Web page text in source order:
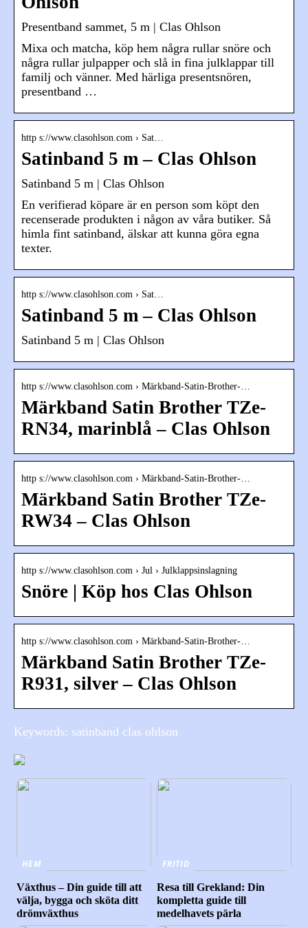
Presentband sammet, 5 m | Clas Ohlson
Mixa och matcha, köp hem några rullar snöre och
några rullar julpapper och slå in fina julklappar till
familj och vänner. Med härliga presentsnören,
presentband …
http s://www.clasohlson.com › Sat…
Satinband 5 m – Clas Ohlson
Satinband 5 m | Clas Ohlson
En verifierad köpare är en person som köpt den
recenserade produkten i någon av våra butiker. Så
himla fint satinband, älskar att kunna göra egna
texter.
http s://www.clasohlson.com › Sat…
Satinband 5 m – Clas Ohlson
Satinband 5 m | Clas Ohlson
http s://www.clasohlson.com › Märkband-Satin-Brother-…
Märkband Satin Brother TZe-
RN34, marinblå – Clas Ohlson
http s://www.clasohlson.com › Märkband-Satin-Brother-…
Märkband Satin Brother TZe-
RW34 – Clas Ohlson
http s://www.clasohlson.com › Jul › Julklappsinslagning
Snöre | Köp hos Clas Ohlson
http s://www.clasohlson.com › Märkband-Satin-Brother-…
Märkband Satin Brother TZe-
R931, silver – Clas Ohlson
Keywords: satinband clas ohlson
HEM
Växthus – Din guide till att
välja, bygga och sköta ditt
drömväxthus
FRITID
Resa till Grekland: Din
kompletta guide till
medelhavets pärla